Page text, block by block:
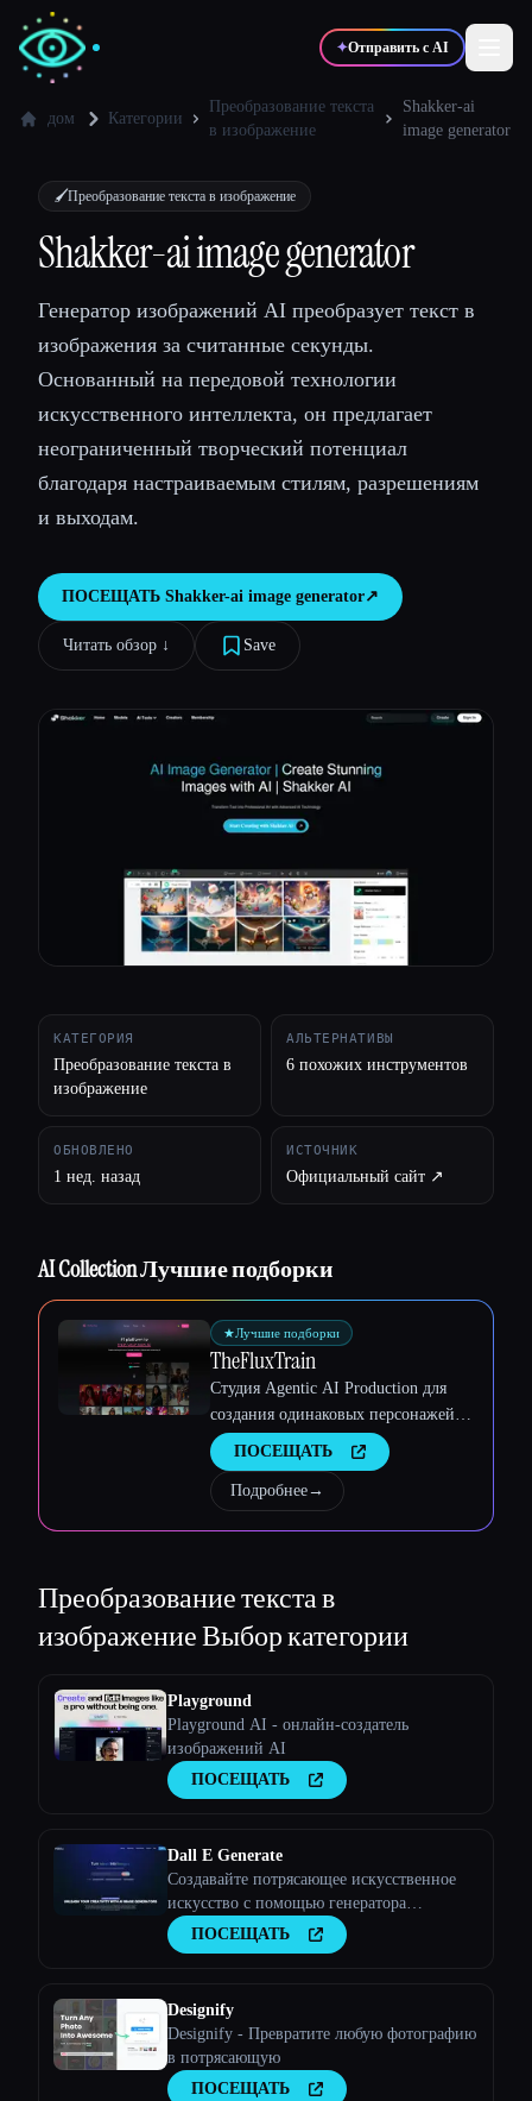
✦Отправить с AI
💻 Разработчики 📈Маркетологи
🎓Студенты 🎬Креаторы
Сравнить инструменты
Все категории
О нас
дом Категории
Преобразование текста
в изображение
Shakker-ai
image generator
🖌️Преобразование текста в изображение
Shakker-ai image generator
Генератор изображений AI преобразует текст в
изображения за считанные секунды.
Основанный на передовой технологии
искусственного интеллекта, он предлагает
неограниченный творческий потенциал
благодаря настраиваемым стилям, разрешениям
и выходам.
ПОСЕЩАТЬ Shakker-ai image generator↗︎
Читать обзор ↓︎ Save
КАТЕГОРИЯ
Преобразование текста в
изображение
АЛЬТЕРНАТИВЫ
6 похожих инструментов
ОБНОВЛЕНО
1 нед. назад
ИСТОЧНИК
Официальный сайт ↗︎
AI Collection Лучшие подборки
★Лучшие подборки
TheFluxTrain
Студия Agentic AI Production для
создания одинаковых персонажей,
рабочих процессов и видео
ПОСЕЩАТЬ
Подробнее→
Преобразование текста в
изображениеВыбор категории
Playground
Playground AI - онлайн-создатель
изображений AI
ПОСЕЩАТЬ
Dall E Generate
Создавайте потрясающее искусственное
искусство с помощью генератора
изображений AI
ПОСЕЩАТЬ
Designify
Designify - Превратите любую фотографию
в потрясающую
ПОСЕЩАТЬ